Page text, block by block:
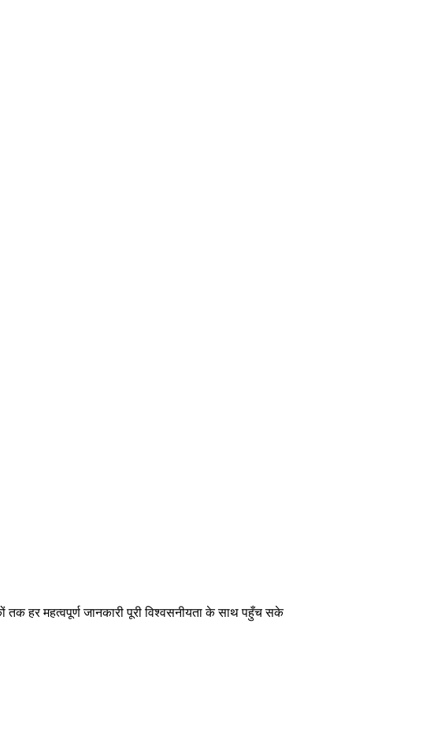
तक हर महत्वपूर्ण जानकारी पूरी विश्वसनीयता के साथ पहुँच सके